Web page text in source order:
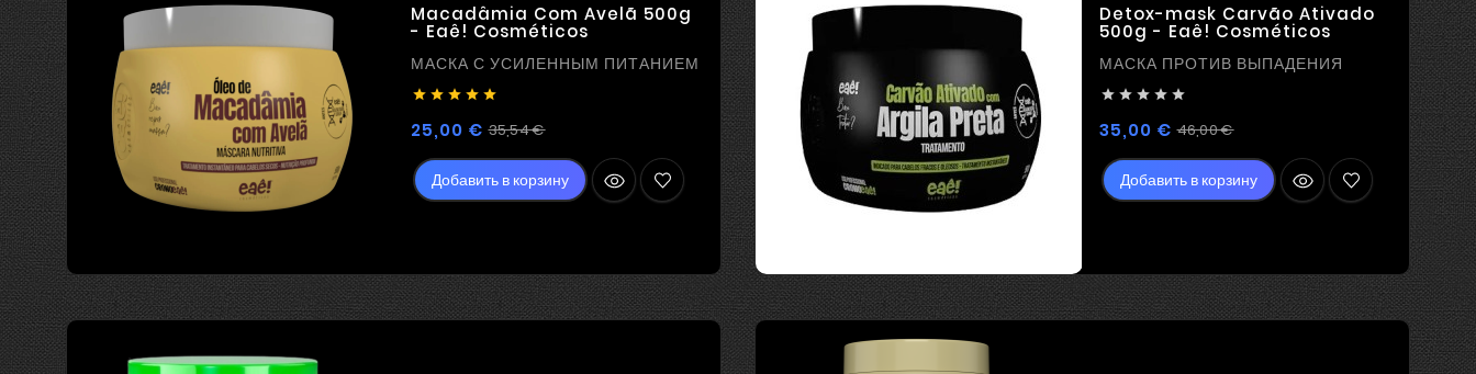
Macadâmia Com Avelã 500g
- Eaê! Cosméticos
МАСКА С УСИЛЕННЫМ ПИТАНИЕМ
    
25,00 € 35,54 €
Добавить в корзину
Detox-mask Carvão Ativado
500g - Eaê! Cosméticos
МАСКА ПРОТИВ ВЫПАДЕНИЯ
    
35,00 € 46,00 €
Добавить в корзину